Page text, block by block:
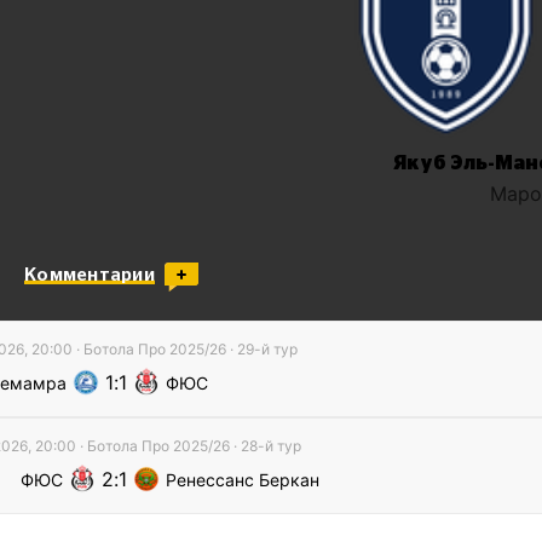
Якуб Эль-
Комментарии
20:00 · Ботола Про 2025/26· 29-й тур
1 1 ФЮС
20:00 · Ботола Про 2025/26 · 28-й тур
ФЮС 2 1 Ренессанс Беркан